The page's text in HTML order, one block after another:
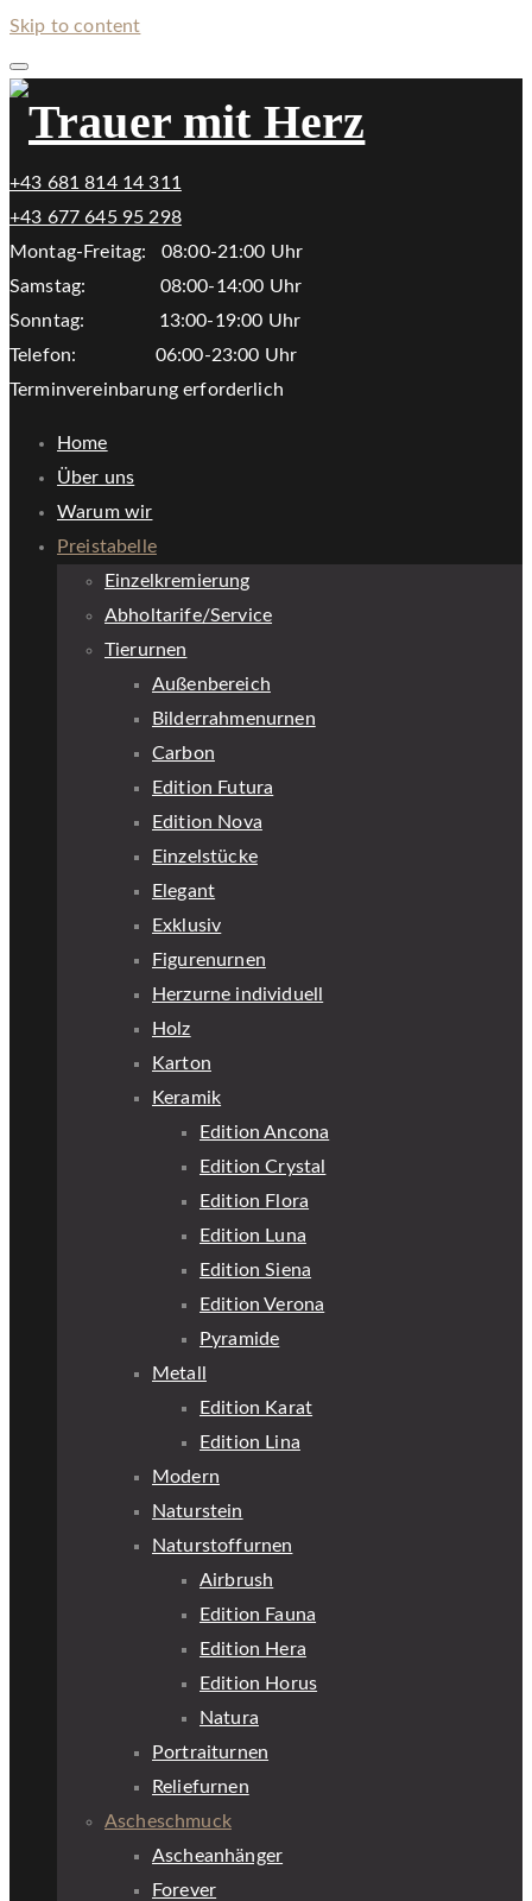
Skip to content
+43 681 814 14 311
+43 677 645 95 298
Montag-Freitag: 08:00-21:00 Uhr
Samstag: 08:00-14:00 Uhr
Sonntag: 13:00-19:00 Uhr
Telefon: 06:00-23:00 Uhr
Terminvereinbarung erforderlich
Home
Über uns
Warum wir
Preistabelle
Einzelkremierung
Abholtarife/Service
Tierurnen
Außenbereich
Bilderrahmenurnen
Carbon
Edition Futura
Edition Nova
Einzelstücke
Elegant
Exklusiv
Figurenurnen
Herzurne individuell
Holz
Karton
Keramik
Edition Ancona
Edition Crystal
Edition Flora
Edition Luna
Edition Siena
Edition Verona
Pyramide
Metall
Edition Karat
Edition Lina
Modern
Naturstein
Naturstoffurnen
Airbrush
Edition Fauna
Edition Hera
Edition Horus
Natura
Portraiturnen
Reliefurnen
Ascheschmuck
Ascheanhänger
Forever